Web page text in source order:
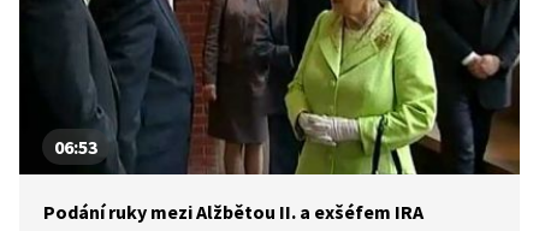
06:53
Podání ruky mezi Alžbětou II. a exšéfem IRA